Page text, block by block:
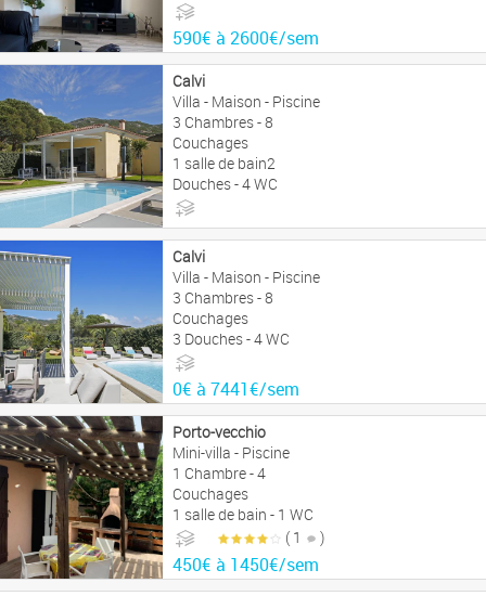
590€ à 2600€/sem
Calvi
Villa - Maison - Piscine
3 Chambres - 8
Couchages
1 salle de bain2
Douches - 4 WC
0€ à 7441€/sem
Calvi
Villa - Maison - Piscine
3 Chambres - 8
Couchages
3 Douches - 4 WC
0€ à 7441€/sem
Porto-vecchio
Mini-villa - Piscine
1 Chambre - 4
Couchages
1 salle de bain - 1 WC
( 1
)
450€ à 1450€/sem